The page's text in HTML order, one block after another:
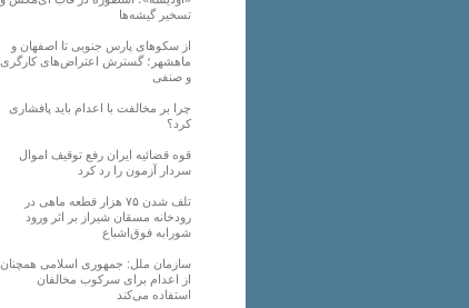
تسخیر گیشه‌ها
از سکوهای پارس جنوبی تا اصفهان و
ماهشهر؛ گسترش اعتراض‌های کارگری
و صنفی
چرا بر مخالفت با اعدام باید پافشاری
کرد؟
قوه قضائیه ایران رفع توقیف اموال
سردار آزمون را رد کرد
تلف شدن ۷۵ هزار قطعه ماهی در
رودخانه مسقان شیراز بر اثر ورود
شورابه فوق‌اشباع
سازمان ملل: جمهوری اسلامی همچنان
از اعدام برای سرکوب مخالفان
استفاده می‌کند